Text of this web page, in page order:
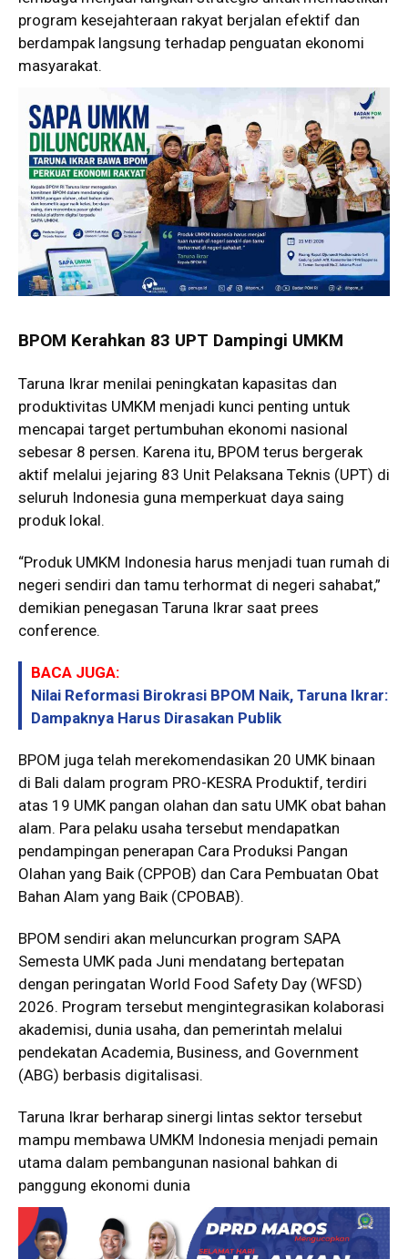
program kesejahteraan rakyat berjalan efektif dan
berdampak langsung terhadap penguatan ekonomi
masyarakat.
BPOM Kerahkan 83 UPT Dampingi UMKM
Taruna Ikrar menilai peningkatan kapasitas dan
produktivitas UMKM menjadi kunci penting untuk
mencapai target pertumbuhan ekonomi nasional
sebesar 8 persen. Karena itu, BPOM terus bergerak
aktif melalui jejaring 83 Unit Pelaksana Teknis (UPT) di
seluruh Indonesia guna memperkuat daya saing
produk lokal.
“Produk UMKM Indonesia harus menjadi tuan rumah di
negeri sendiri dan tamu terhormat di negeri sahabat,”
demikian penegasan Taruna Ikrar saat prees
conference.
BACA JUGA:
Nilai Reformasi Birokrasi BPOM Naik, Taruna Ikrar:
Dampaknya Harus Dirasakan Publik
BPOM juga telah merekomendasikan 20 UMK binaan
di Bali dalam program PRO-KESRA Produktif, terdiri
atas 19 UMK pangan olahan dan satu UMK obat bahan
alam. Para pelaku usaha tersebut mendapatkan
pendampingan penerapan Cara Produksi Pangan
Olahan yang Baik (CPPOB) dan Cara Pembuatan Obat
Bahan Alam yang Baik (CPOBAB).
BPOM sendiri akan meluncurkan program SAPA
Semesta UMK pada Juni mendatang bertepatan
dengan peringatan World Food Safety Day (WFSD)
2026. Program tersebut mengintegrasikan kolaborasi
akademisi, dunia usaha, dan pemerintah melalui
pendekatan Academia, Business, and Government
(ABG) berbasis digitalisasi.
Taruna Ikrar berharap sinergi lintas sektor tersebut
mampu membawa UMKM Indonesia menjadi pemain
utama dalam pembangunan nasional bahkan di
panggung ekonomi dunia